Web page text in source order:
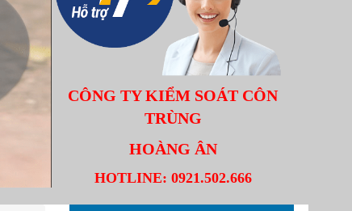
CÔNG TY KIỂM SOÁT CÔN
TRÙNG
HOÀNG ÂN
HOTLINE: 0921.502.666